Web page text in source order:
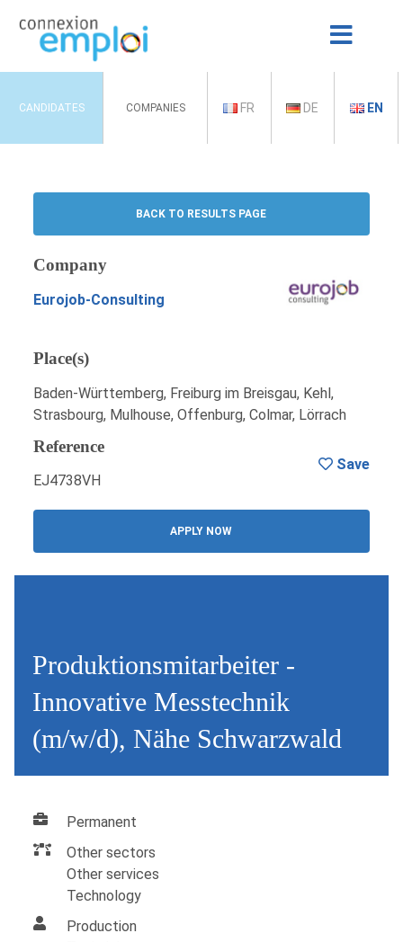
CANDIDATES COMPANIES FR DE EN
BACK TO RESULTS PAGE
Company
Eurojob-Consulting
Place(s)
Baden-Württemberg, Freiburg im Breisgau, Kehl,
Strasbourg, Mulhouse, Offenburg, Colmar, Lörrach
Reference
EJ4738VH
APPLY NOW
Save
Produktionsmitarbeiter -
Innovative Messtechnik
(m/w/d), Nähe Schwarzwald
Permanent
Other sectors
Other services
Technology
Production